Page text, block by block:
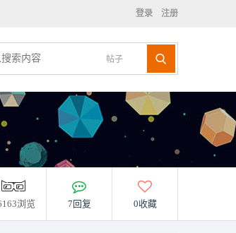
登录 注册
帖子
浏览 7回复 0收藏